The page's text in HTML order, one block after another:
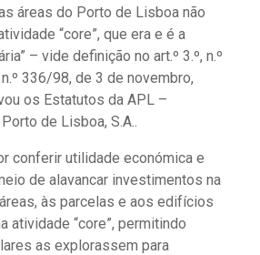
áreas do Porto de Lisboa não
“core”, que era e é a
– vide definição no art.º 3.º, n.º
336/98, de 3 de novembro,
os Estatutos da APL –
de Lisboa, S.A..
conferir utilidade económica e
de alavancar investimentos na
às parcelas e aos edifícios
atividade “core”, permitindo
as explorassem para